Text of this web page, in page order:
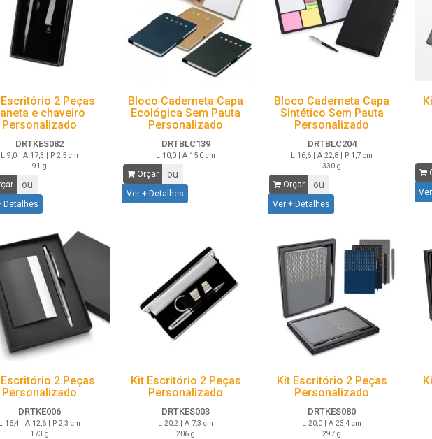
2 Peças
e chaveiro
Personalizado
DRTKES082
L 9,0 | A 17,3 | P 2,5 cm
91 g
ou
Detalhes
Bloco Caderneta Capa
Ecológica Sem Pauta
Personalizado
DRTBLC139
L 10,0 | A 15,0 cm
Orçar ou
Ver + Detalhes
Bloco Caderneta Capa
Sintético Sem Pauta
Personalizado
DRTBLC204
L 16,6 | A 22,8 | P 1,7 cm
330 g
Orçar ou
Ver + Detalhes
2 Peças
Personalizado
DRTKE006
L 16,4 | A 12,6 | P 2,3 cm
173 g
Kit Escritório 2 Peças
Personalizado
DRTKES003
L 20,2 | A 7,3 cm
206 g
Kit Escritório 2 Peças
Personalizado
DRTKES080
L 20,0 | A 23,4 cm
297 g